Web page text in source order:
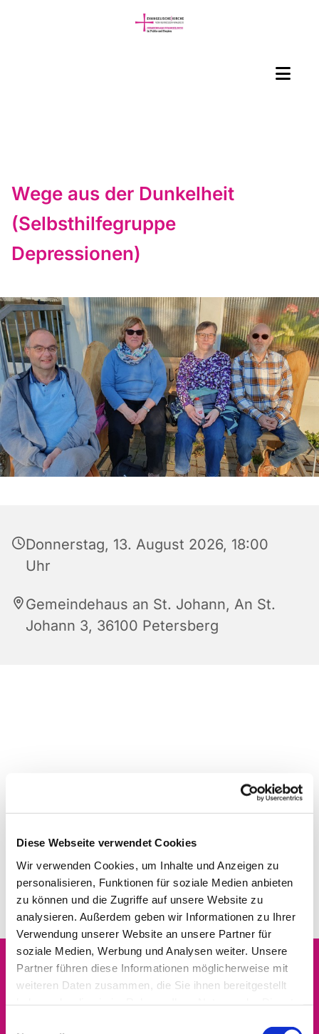
Diese Webseite verwendet Cookies
Wir verwenden Cookies, um Inhalte und Anzeigen zu
personalisieren, Funktionen für soziale Medien anbieten
zu können und die Zugriffe auf unsere Website zu
analysieren. Außerdem geben wir Informationen zu Ihrer
Verwendung unserer Website an unsere Partner für
soziale Medien, Werbung und Analysen weiter. Unsere
Partner führen diese Informationen möglicherweise mit
weiteren Daten zusammen, die Sie ihnen bereitgestellt
Wege aus der Dunkelheit
(Selbsthilfegruppe
Depressionen)
Donnerstag, 13. August 2026, 18:00
Uhr
Gemeindehaus an St. Johann, An St.
Johann 3, 36100 Petersberg
Dies könnte Sie auch
interessieren